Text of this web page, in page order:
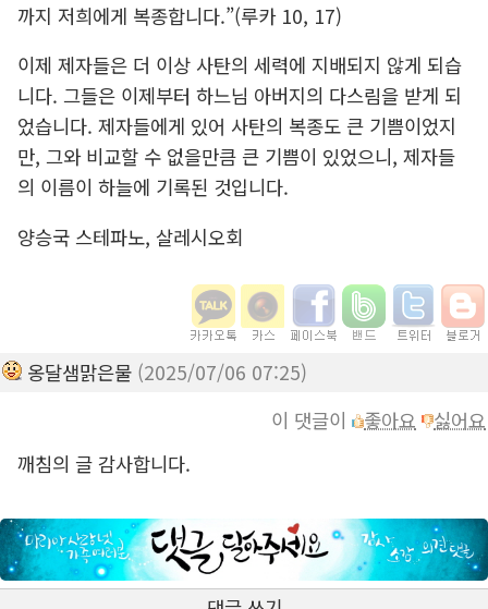
까지 저희에게 복종합니다.”(루카 10, 17)
이제 제자들은 더 이상 사탄의 세력에 지배되지 않게 되습
니다. 그들은 이제부터 하느님 아버지의 다스림을 받게 되
었습니다. 제자들에게 있어 사탄의 복종도 큰 기쁨이었지
만, 그와 비교할 수 없을만큼 큰 기쁨이 있었으니, 제자들
의 이름이 하늘에 기록된 것입니다.
양승국 스테파노, 살레시오회
옹달샘맑은물 (2025/07/06 07:25)
이 댓글이
좋아요
싫어요
깨침의 글 감사합니다.